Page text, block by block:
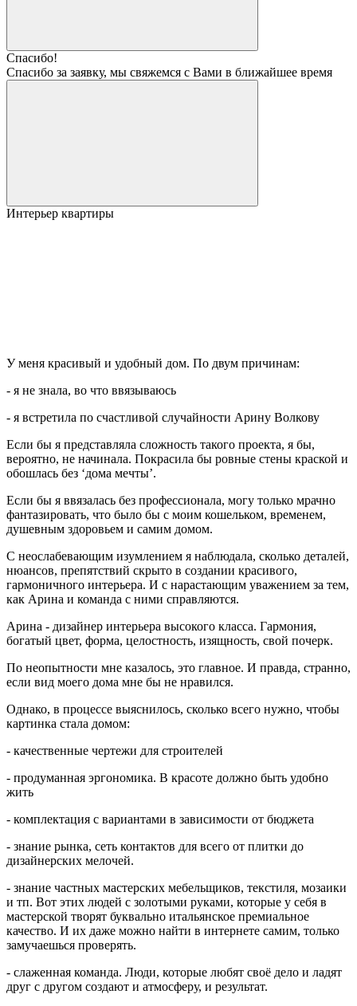
Спасибо!
Спасибо за заявку, мы свяжемся с Вами в ближайшее время
Интерьер квартиры
У меня красивый и удобный дом. По двум причинам:
- я не знала, во что ввязываюсь
- я встретила по счастливой случайности Арину Волкову
Если бы я представляла сложность такого проекта, я бы,
вероятно, не начинала. Покрасила бы ровные стены краской и
обошлась без ‘дома мечты’.
Если бы я ввязалась без профессионала, могу только мрачно
фантазировать, что было бы с моим кошельком, временем,
душевным здоровьем и самим домом.
С неослабевающим изумлением я наблюдала, сколько деталей,
нюансов, препятствий скрыто в создании красивого,
гармоничного интерьера. И с нарастающим уважением за тем,
как Арина и команда с ними справляются.
Арина - дизайнер интерьера высокого класса. Гармония,
богатый цвет, форма, целостность, изящность, свой почерк.
По неопытности мне казалось, это главное. И правда, странно,
если вид моего дома мне бы не нравился.
Однако, в процессе выяснилось, сколько всего нужно, чтобы
картинка стала домом:
- качественные чертежи для строителей
- продуманная эргономика. В красоте должно быть удобно
жить
- комплектация с вариантами в зависимости от бюджета
- знание рынка, сеть контактов для всего от плитки до
дизайнерских мелочей.
- знание частных мастерских мебельщиков, текстиля, мозаики
и тп. Вот этих людей с золотыми руками, которые у себя в
мастерской творят буквально итальянское премиальное
качество. И их даже можно найти в интернете самим, только
замучаешься проверять.
- слаженная команда. Люди, которые любят своё дело и ладят
друг с другом создают и атмосферу, и результат.